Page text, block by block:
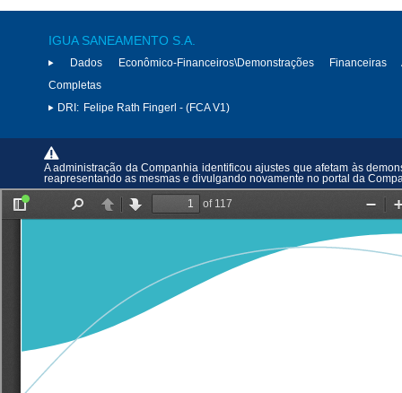
IGUA SANEAMENTO S.A.
Dados Econômico-Financeiros\Demonstrações Financeiras
Completas
DRI: Felipe Rath Fingerl - (FCA V1)
A administração da Companhia identificou ajustes que afetam às
reapresentando as mesmas e divulgando novamente no portal da